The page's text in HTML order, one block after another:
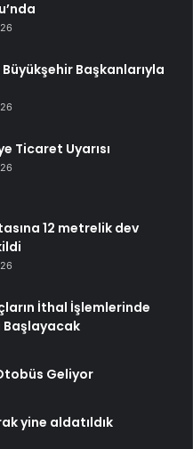
Başkanlarıyla
Ticaret Uyarısı
12 metrelik dev
İthal İşlemlerinde
Başlayacak
Geliyor
yine aldatıldık